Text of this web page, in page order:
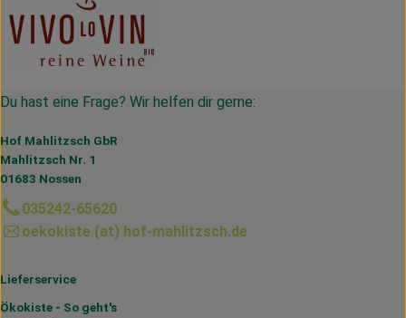
Du hast eine Frage? Wir helfen dir gerne:
Hof Mahlitzsch GbR
Mahlitzsch Nr. 1
01683 Nossen
035242-65620
oekokiste (at) hof-mahlitzsch.de
Lieferservice
Ökokiste - So geht's